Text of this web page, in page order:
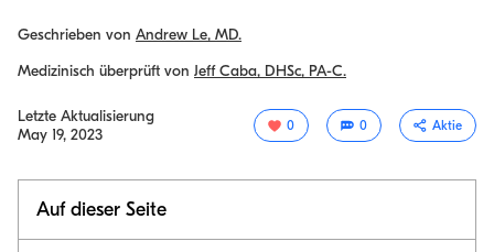
Geschrieben von Andrew Le, MD.
Medizinisch überprüft von Jeff Caba, DHSc, PA-C.
Letzte Aktualisierung
May 19, 2023
0 0 Aktie
Auf dieser Seite